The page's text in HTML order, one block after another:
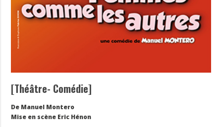
[Théâtre- Comédie]
De Manuel Montero
Mise en scène Eric Hénon